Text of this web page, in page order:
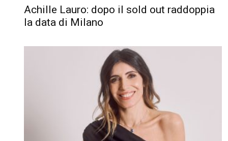
Achille Lauro: dopo il sold out raddoppia
la data di Milano